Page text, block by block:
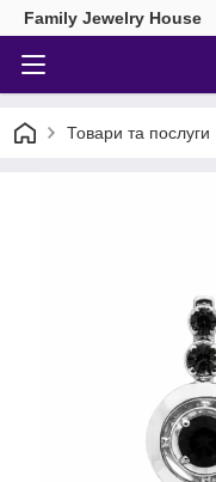
Family Jewelry House
Товари та послуги